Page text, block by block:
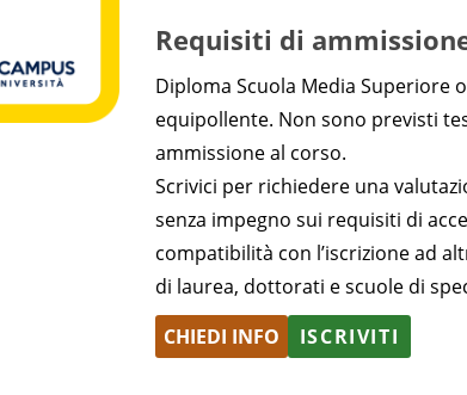
Requisiti di
Diploma Scuola Media Superiore
equipollente. Non sono previsti
ammissione al corso.
Scrivici per richiedere una
senza impegno sui requisiti di
compatibilità con l’iscrizione ad
di laurea, dottorati e scuole di
CHIEDI INFO
ISCRIVITI